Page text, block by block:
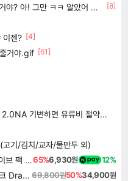
? 아! 그만 ㅋㅋ 알았어 ㅋㅋ
[8]
이젠? [4]
거야.gif [61]
면 유류비 절약이 얼마나 될까요..?
기/김치/교자/물만두 외)
디제이맥스 리스펙트 V 블루아카이브 팩 DJMAX RESPECT V Blue Archive Pack DLC65%6,930원 12%
드래곤 퀘스트 III HD 2D 리메이크 Dragon Quest III HD 2D Remake 69,800원50%34,900원